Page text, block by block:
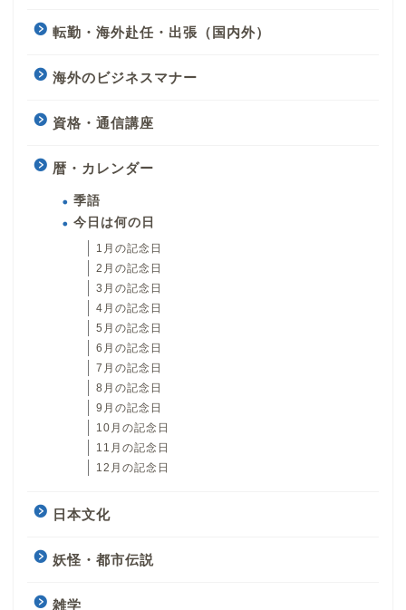
転勤・海外赴任・出張（国内外）
海外のビジネスマナー
資格・通信講座
暦・カレンダー
季語
今日は何の日
1月の記念日
2月の記念日
3月の記念日
4月の記念日
5月の記念日
6月の記念日
7月の記念日
8月の記念日
9月の記念日
10月の記念日
11月の記念日
12月の記念日
日本文化
妖怪・都市伝説
雑学